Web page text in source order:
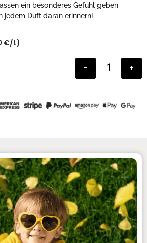
ein besonderes Gefühl geben
jedem Duft daran erinnern!
€/L)
- +